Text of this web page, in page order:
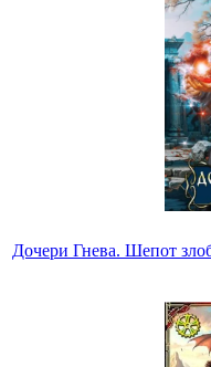
Дочери Гнева. Шепот